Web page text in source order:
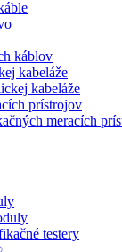
káblov
kabeláže
kabeláže
prístrojov
meracích
testery